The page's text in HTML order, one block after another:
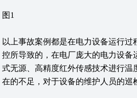
图1
以上事故案例都是在电力设备运行过
控所导致的，在电厂庞大的电力设备
式无源、高精度红外传感技术进行温
在的不足，对于设备的维护人员的巡